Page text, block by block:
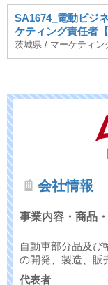
SA1674_電動ビジ
ケティング責任者【
茨城県 / マーケティン
会社情報
事業内容・商品
自動車部分品及び
の開発、製造、販
代表者